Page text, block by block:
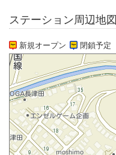
ステーション周辺地図
新規オープン 閉鎖予定